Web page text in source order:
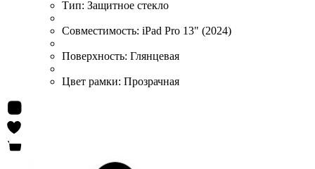
Тип: Защитное стекло
Совместимость: iPad Pro 13" (2024)
Поверхность: Глянцевая
Цвет рамки: Прозрачная